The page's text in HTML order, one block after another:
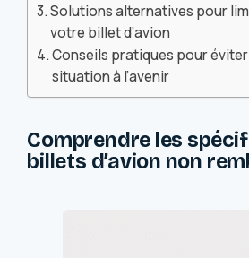
Solutions alternatives pour
votre billet d’avion
Conseils pratiques pour
situation à l’avenir
Comprendre les
billets d’avion non